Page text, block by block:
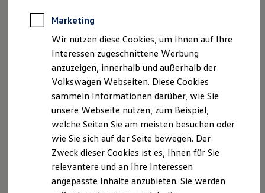
Notdienst und Pannenhilfe
Software, Konnektivität & Apps
California App
VW Connect für Ihren ID. Buzz
VW Connect für Ihren Transporter/Caravelle
VW Connect für Ihren Amarok
VW Connect für andere Modelle
Connect Pro
Fleet Interface Data
Multistop Pathfinder
Übersicht Software Updates
Digitales Bordbuch
Fahrerassistenz- und Sicherheitssysteme
Kontrollleuchten
Batterieverordnung
Marketing
Wir nutzen diese Cookies, um Ihnen auf Ihre
Interessen zugeschnittene Werbung
anzuzeigen, innerhalb und außerhalb der
Volkswagen Webseiten. Diese Cookies
sammeln Informationen darüber, wie Sie
unsere Webseite nutzen, zum Beispiel,
welche Seiten Sie am meisten besuchen oder
wie Sie sich auf der Seite bewegen. Der
Zweck dieser Cookies ist es, Ihnen für Sie
relevantere und an Ihre Interessen
angepasste Inhalte anzubieten. Sie werden